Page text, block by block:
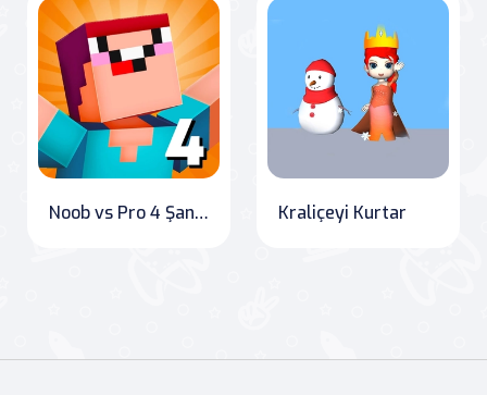
Noob vs Pro 4 Şanslı Blok Kraliçeyi Kurtar